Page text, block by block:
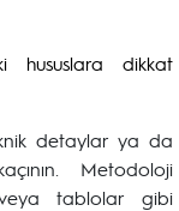
hususlara dikkat
detaylar ya da
Metodoloji
veya tablolar gibi